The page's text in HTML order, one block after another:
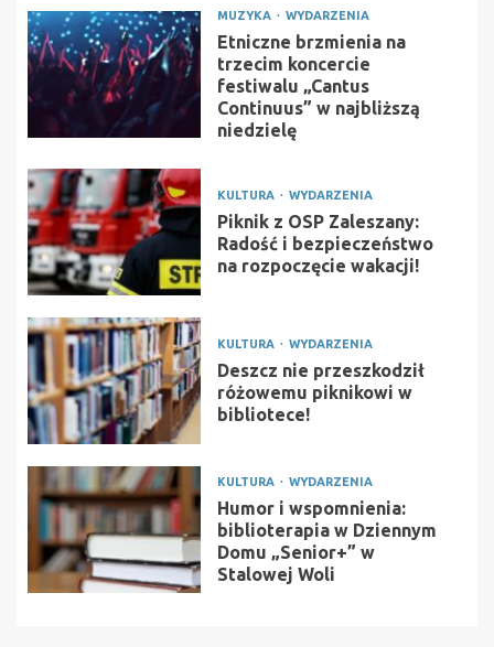
MUZYKA WYDARZENIA
Etniczne brzmienia na
trzecim koncercie
festiwalu „Cantus
Continuus” w najbliższą
niedzielę
KULTURA WYDARZENIA
Piknik z OSP Zaleszany:
Radość i bezpieczeństwo
na rozpoczęcie wakacji!
KULTURA WYDARZENIA
Deszcz nie przeszkodził
różowemu piknikowi w
bibliotece!
KULTURA WYDARZENIA
Humor i wspomnienia:
biblioterapia w Dziennym
Domu „Senior+” w
Stalowej Woli